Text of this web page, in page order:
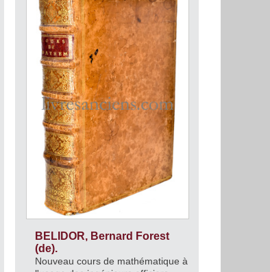
BELIDOR, Bernard Forest
(de).
Nouveau cours de mathématique à